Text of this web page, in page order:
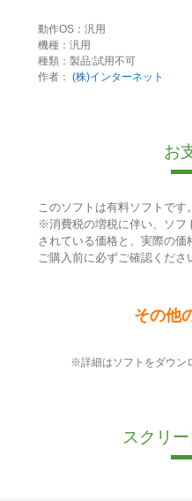
動作OS：汎用
機種：汎用
種類：製品:試用不可
作者： (株)インターネット
お
このソフトは有料ソフトです。
※消費税の増税に伴い、ソフ
されている価格と、実際の価
ご購入前に必ずご確認くださ
その他
※詳細はソフトをダウン
スクリ